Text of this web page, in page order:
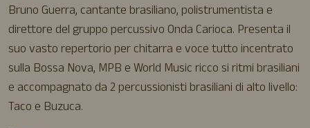
Bruno Guerra, cantante brasiliano, polistrumentista e
direttore del gruppo percussivo Onda Carioca. Presenta il
suo vasto repertorio per chitarra e voce tutto incentrato
sulla Bossa Nova, MPB e World Music ricco si ritmi brasiliani
e accompagnato da 2 percussionisti brasiliani di alto livello:
Taco e Buzuca.